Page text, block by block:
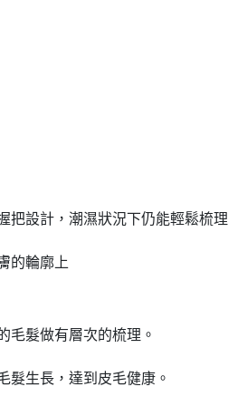
把設計，潮濕狀況下仍能輕鬆梳理
的輪廓上
毛髮做有層次的梳理。
髮生長，達到皮毛健康。